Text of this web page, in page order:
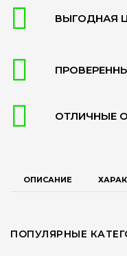
ВЫГОДНАЯ
ОТЛИЧНЫЕ
ОПИСАНИЕ
ПОПУЛЯРНЫЕ